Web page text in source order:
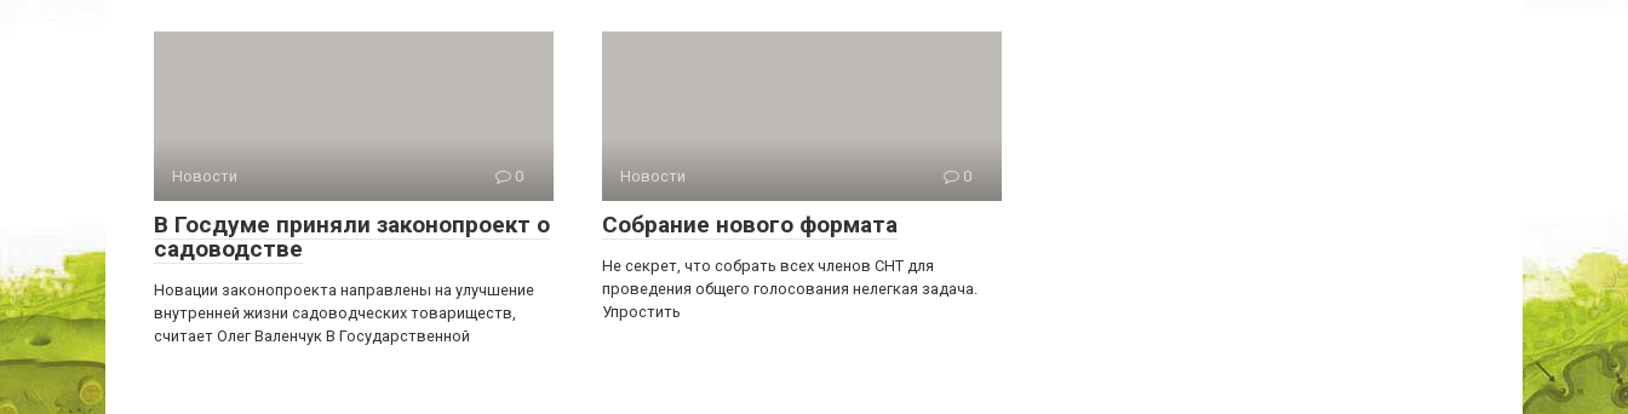
Новости 0
В Госдуме приняли законопроект о
садоводстве
Новации законопроекта направлены на улучшение
внутренней жизни садоводческих товариществ,
считает Олег Валенчук В Государственной
Новости 0
Собрание нового формата
Не секрет, что собрать всех членов СНТ для
проведения общего голосования нелегкая задача.
Упростить